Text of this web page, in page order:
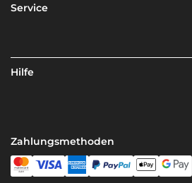
Service
Hilfe
Zahlungsmethoden